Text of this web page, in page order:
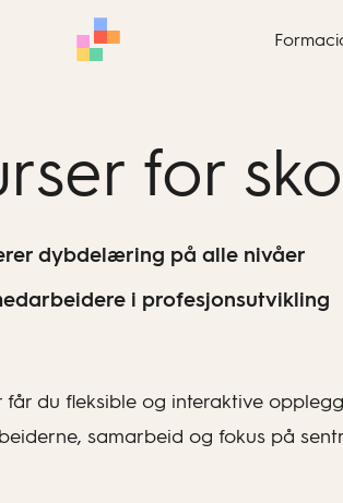
for
dybdelæring på alle nivåer
i profesjonsutvikling
du fleksible og interaktive
samarbeid og fokus på